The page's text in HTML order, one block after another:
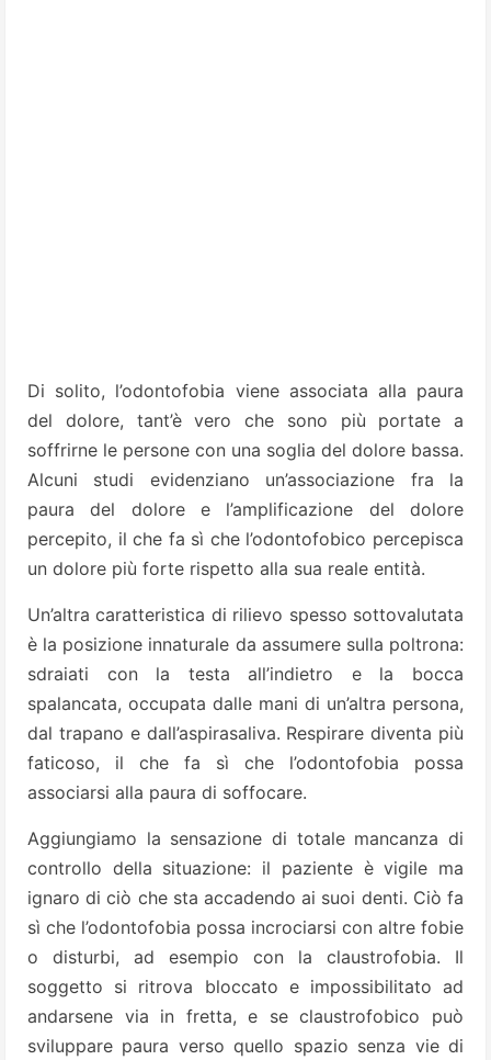
Di solito, l’odontofobia viene associata alla paura
del dolore, tant’è vero che sono più portate a
soffrirne le persone con una soglia del dolore bassa.
Alcuni studi evidenziano un’associazione fra la
paura del dolore e l’amplificazione del dolore
percepito, il che fa sì che l’odontofobico percepisca
un dolore più forte rispetto alla sua reale entità.
Un’altra caratteristica di rilievo spesso sottovalutata
è la posizione innaturale da assumere sulla poltrona:
sdraiati con la testa all’indietro e la bocca
spalancata, occupata dalle mani di un’altra persona,
dal trapano e dall’aspirasaliva. Respirare diventa più
faticoso, il che fa sì che l’odontofobia possa
associarsi alla paura di soffocare.
Aggiungiamo la sensazione di totale mancanza di
controllo della situazione: il paziente è vigile ma
ignaro di ciò che sta accadendo ai suoi denti. Ciò fa
sì che l’odontofobia possa incrociarsi con altre fobie
o disturbi, ad esempio con la claustrofobia. Il
soggetto si ritrova bloccato e impossibilitato ad
andarsene via in fretta, e se claustrofobico può
sviluppare paura verso quello spazio senza vie di